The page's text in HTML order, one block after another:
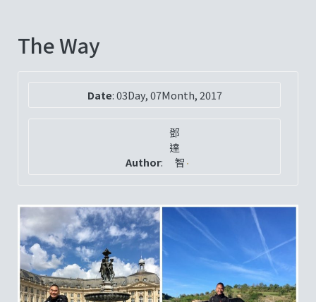
The Way
Date:03Day, 07Month, 2017
Author:
鄧
達
智